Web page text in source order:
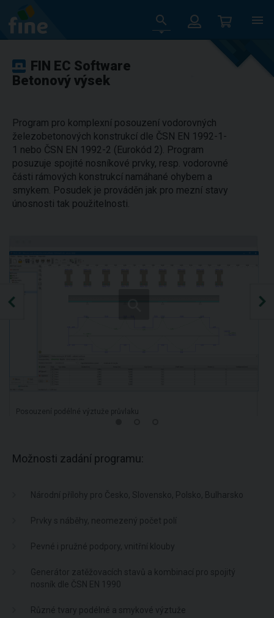
FIN EC Software
Betonový výsek
Program pro komplexní posouzení vodorovných
železobetonových konstrukcí dle ČSN EN 1992-1-
1 nebo ČSN EN 1992-2 (Eurokód 2). Program
posuzuje spojité nosníkové prvky, resp. vodorovné
části rámových konstrukcí namáhané ohybem a
smykem. Posudek je prováděn jak pro mezní stavy
únosnosti tak použitelnosti.
Posouzení podélné výztuže průvlaku
Možnosti zadání programu:
Národní přílohy pro Česko, Slovensko, Polsko, Bulharsko
Prvky s náběhy, neomezený počet polí
Pevné i pružné podpory, vnitřní klouby
Generátor zatěžovacích stavů a kombinací pro spojitý
nosník dle ČSN EN 1990
Různé tvary podélné a smykové výztuže